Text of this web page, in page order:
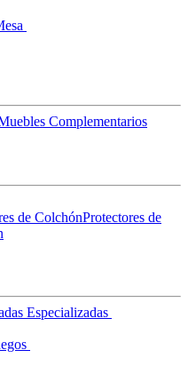
Complementarios
de ColchónProtectores de
Especializadas